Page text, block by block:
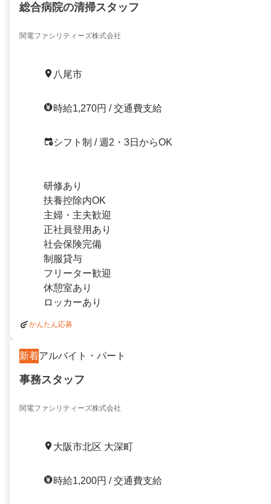
総合病院の清掃スタッフ
関電ファシリティーズ株式会社
八尾市
時給1,270円 / 交通費支給
シフト制 / 週2・3日からOK
研修あり
扶養控除内OK
主婦・主夫歓迎
正社員登用あり
社会保険完備
制服貸与
フリーター歓迎
休憩室あり
ロッカーあり
かんたん応募
新着アルバイト・パート
事務スタッフ
関電ファシリティーズ株式会社
大阪市北区 大深町
時給1,200円 / 交通費支給